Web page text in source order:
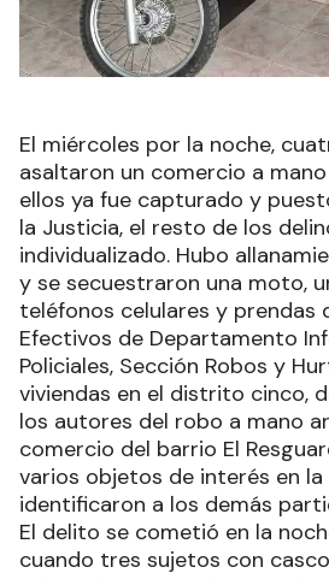
El miércoles por la noche,
asaltaron un comercio a
ellos ya fue capturado y
la Justicia, el resto de los
individualizado. Hubo
y se secuestraron una moto,
teléfonos celulares y prendas
Efectivos de Departamento
Policiales, Sección Robos y
viviendas en el distrito cinco,
los autores del robo a mano
comercio del barrio El
varios objetos de interés en
identificaron a los demás
El delito se cometió en la
cuando tres sujetos con